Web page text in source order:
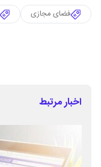
فضای مجازی
اخبار مرتبط